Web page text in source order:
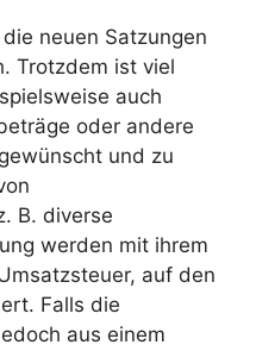
neuen Satzungen
Trotzdem ist viel
auch
oder andere
und zu
B. diverse
werden mit ihrem
auf den
Falls die
aus einem